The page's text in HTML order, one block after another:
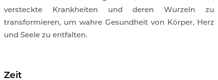
versteckte Krankheiten und deren Wurzeln zu
transformieren, um wahre Gesundheit von Körper, Herz
und Seele zu entfalten.
Zeit